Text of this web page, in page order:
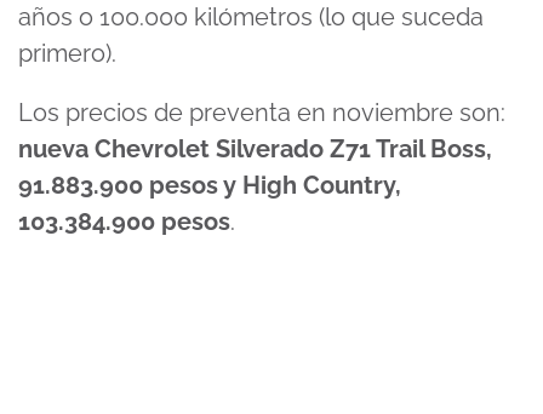
años o 100.000 kilómetros (lo que suceda
primero).
Los precios de preventa en noviembre son:
nueva Chevrolet Silverado Z71 Trail Boss,
91.883.900 pesos y High Country,
103.384.900 pesos.